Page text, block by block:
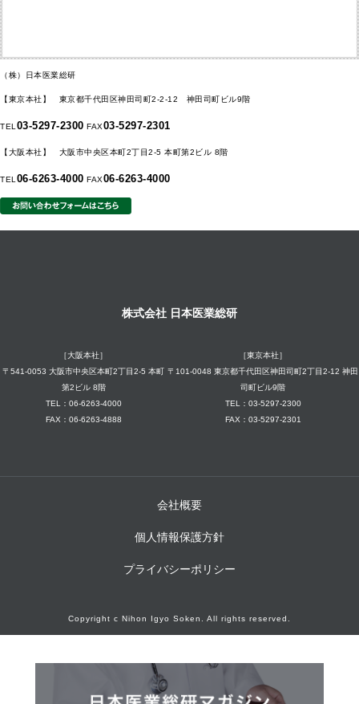
（株）日本医業総研
【東京本社】 東京都千代田区神田司町2-2-12 神田司町ビル9階
TEL 03-5297-2300 FAX03-5297-2301
【大阪本社】 大阪市中央区本町2丁目2-5 本町第2ビル 8階
TEL 06-6263-4000 FAX06-6263-4000
株式会社 日本医業総研
［大阪本社］
〒541-0053 大阪市中央区本町2丁目2-5 本町
第2ビル 8階
TEL：06-6263-4000
FAX：06-6263-4888
［東京本社］
〒101-0048 東京都千代田区神田司町2丁目2-12 神田
司町ビル9階
TEL：03-5297-2300
FAX：03-5297-2301
会社概要
個人情報保護方針
プライバシーポリシー
Copyright c Nihon Igyo Soken. All rights reserved.